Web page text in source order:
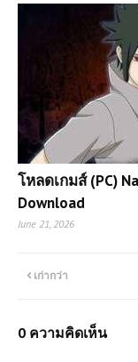
โหลดเกมส์ (PC)
Download
June 21, 2026
เก่ากว่า
0 ความคิดเห็น